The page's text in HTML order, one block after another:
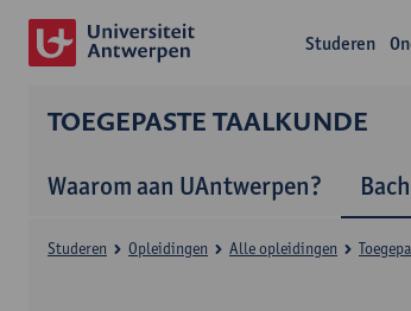
Studeren
TOEGEPASTE TAALKUNDE
Waarom aan UAntwerpen?
Studeren Opleidingen Alle opleidingen